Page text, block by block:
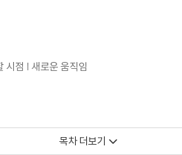
시점 | 새로운 움직임
목차 더보기